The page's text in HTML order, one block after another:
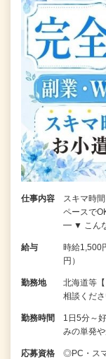
仕事内容
スキマ時
ペース
━ ▼ こん
給与
時給1,500
円）
勤務地
北海道等
相談くださ
勤務時間
1日5分～
みの単発
応募資格
◎PC・ス